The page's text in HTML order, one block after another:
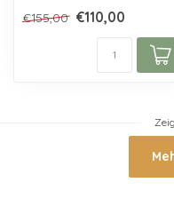
€155,00 €110,00